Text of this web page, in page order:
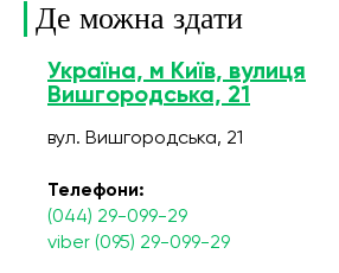
Де можна здати
Україна, м Київ, вулиця
Вишгородська, 21
вул. Вишгородська, 21
Телефони:
(044) 29-099-29
viber (095) 29-099-29